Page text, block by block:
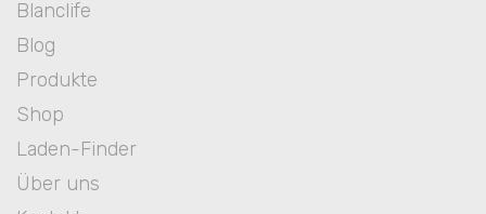
Blanclife
Blog
Produkte
Shop
Laden-Finder
Über uns